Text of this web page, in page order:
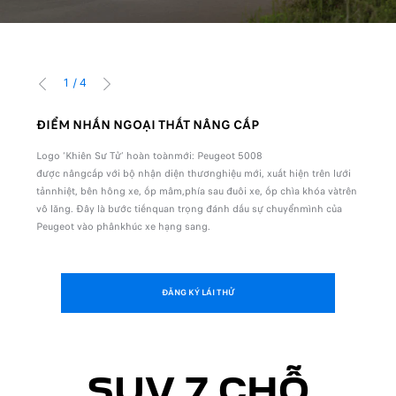
1 /4
ĐIỂM NHẤN NGOẠI THẤT NÂNG CẤP
Logo ‘Khiên Sư Tử’ hoàn toànmới: Peugeot 5008
được nângcấp với bộ nhận diện thươnghiệu mới, xuất hiện trên lưới
tảnnhiệt, bên hông xe, ốp mâm,phía sau đuôi xe, ốp chìa khóa vàtrên
vô lăng. Đây là bước tiếnquan trọng đánh dấu sự chuyểnmình của
Peugeot vào phânkhúc xe hạng sang.
ĐĂNG KÝ LÁI THỬ